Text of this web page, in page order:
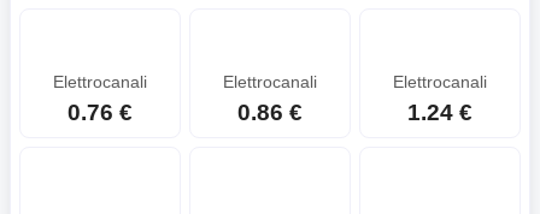
Elettrocanali
0.76 €
Elettrocanali
0.86 €
Elettrocanali
1.24 €